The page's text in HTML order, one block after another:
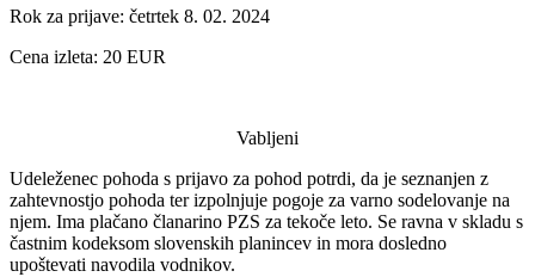
Rok za prijave: četrtek 8. 02. 2024
Cena izleta: 20 EUR
Vabljeni
Udeleženec pohoda s prijavo za pohod potrdi, da je seznanjen z
zahtevnostjo pohoda ter izpolnjuje pogoje za varno sodelovanje na
njem. Ima plačano članarino PZS za tekoče leto. Se ravna v skladu s
častnim kodeksom slovenskih planincev in mora dosledno
upoštevati navodila vodnikov.